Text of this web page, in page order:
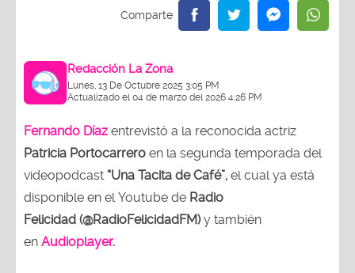
Redacción La Zona
Lunes, 13 De Octubre 2025 3:05 PM
Actualizado el 04 de marzo del 2026 4:26 PM
Fernando Díaz entrevistó a la reconocida actriz
Patricia Portocarrero en la segunda temporada del
videopodcast “Una Tacita de Café”, el cual ya está
disponible en el Youtube de Radio
Felicidad (@RadioFelicidadFM)y también
en Audioplayer.